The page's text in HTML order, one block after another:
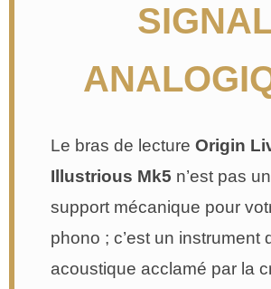
Le bras de lecture Origin
Illustrious Mk5 n’est pas
support mécanique pour
phono ; c’est un instrument
acoustique acclamé par la